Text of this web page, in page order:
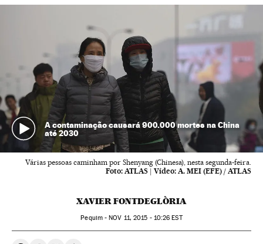
A contaminação causará 900.000 mortes na China
até 2030
Várias pessoas caminham por Shenyang (Chinesa), nesta segunda-feira.
Foto: ATLAS | Vídeo: A. MEI (EFE) / ATLAS
XAVIER FONTDEGLÒRIA
Pequim -NOV 11, 2015 - 10:26 EST